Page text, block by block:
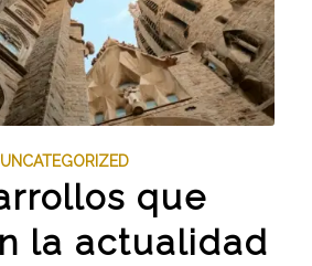
UNCATEGORIZED
que
la actualidad